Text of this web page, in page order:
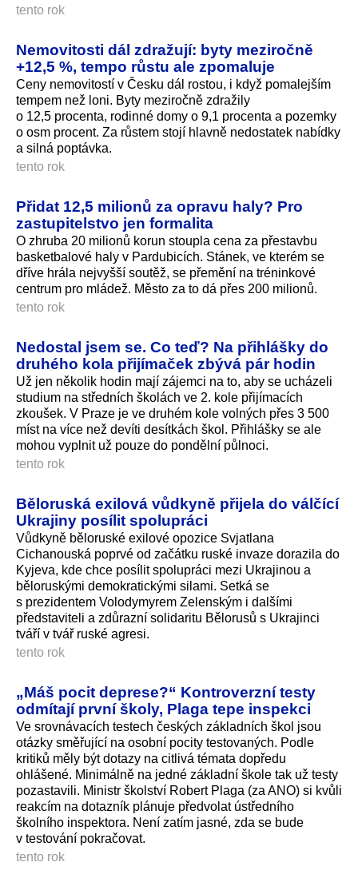
tento rok
Nemovitosti dál zdražují: byty meziročně
+12,5 %, tempo růstu ale zpomaluje
Ceny nemovitostí v Česku dál rostou, i když pomalejším
tempem než loni. Byty meziročně zdražily
o 12,5 procenta, rodinné domy o 9,1 procenta a pozemky
o osm procent. Za růstem stojí hlavně nedostatek nabídky
a silná poptávka.
tento rok
Přidat 12,5 milionů za opravu haly? Pro
zastupitelstvo jen formalita
O zhruba 20 milionů korun stoupla cena za přestavbu
basketbalové haly v Pardubicích. Stánek, ve kterém se
dříve hrála nejvyšší soutěž, se přemění na tréninkové
centrum pro mládež. Město za to dá přes 200 milionů.
tento rok
Nedostal jsem se. Co teď? Na přihlášky do
druhého kola přijímaček zbývá pár hodin
Už jen několik hodin mají zájemci na to, aby se ucházeli
studium na středních školách ve 2. kole přijímacích
zkoušek. V Praze je ve druhém kole volných přes 3 500
míst na více než devíti desítkách škol. Přihlášky se ale
mohou vyplnit už pouze do pondělní půlnoci.
tento rok
Běloruská exilová vůdkyně přijela do válčící
Ukrajiny posílit spolupráci
Vůdkyně běloruské exilové opozice Svjatlana
Cichanouská poprvé od začátku ruské invaze dorazila do
Kyjeva, kde chce posílit spolupráci mezi Ukrajinou a
běloruskými demokratickými silami. Setká se
s prezidentem Volodymyrem Zelenským i dalšími
představiteli a zdůrazní solidaritu Bělorusů s Ukrajinci
tváří v tvář ruské agresi.
tento rok
„Máš pocit deprese?“ Kontroverzní testy
odmítají první školy, Plaga tepe inspekci
Ve srovnávacích testech českých základních škol jsou
otázky směřující na osobní pocity testovaných. Podle
kritiků měly být dotazy na citlivá témata dopředu
ohlášené. Minimálně na jedné základní škole tak už testy
pozastavili. Ministr školství Robert Plaga (za ANO) si kvůli
reakcím na dotazník plánuje předvolat ústředního
školního inspektora. Není zatím jasné, zda se bude
v testování pokračovat.
tento rok